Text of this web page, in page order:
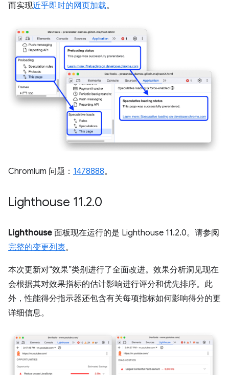
而实现近乎即时的网页加载。
Chromium 问题： 1478888。
Lighthouse 11.2.0
Lighthouse 面板现在运行的是 Lighthouse 11.2.0。请参阅
完整的变更列表。
本次更新对“效果”类别进行了全面改进。效果分析洞见现在
会根据其对效果指标的估计影响进行评分和优先排序。此
外，性能得分指示器还包含有关每项指标如何影响得分的更
详细信息。